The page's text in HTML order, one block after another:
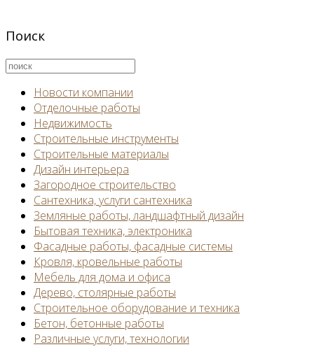
Поиск
Новости компании
Отделочные работы
Недвижимость
Строительные инструменты
Строительные материалы
Дизайн интерьера
Загородное строительство
Сантехника, услуги сантехника
Земляные работы, ландшафтный дизайн
Бытовая техника, электроника
Фасадные работы, фасадные системы
Кровля, кровельные работы
Мебель для дома и офиса
Дерево, столярные работы
Строительное оборудование и техника
Бетон, бетонные работы
Различные услуги, технологии